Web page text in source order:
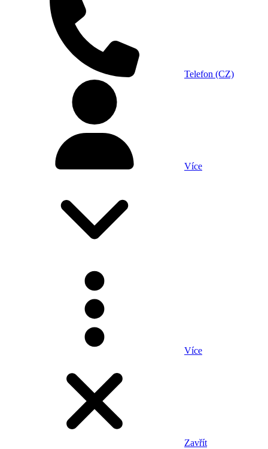
Telefon (CZ)
Více
Více
Zavřít